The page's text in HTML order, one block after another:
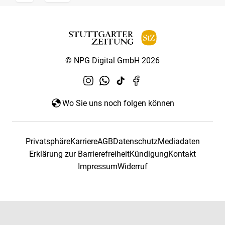
© NPG Digital GmbH 2026
Wo Sie uns noch folgen können
PrivatsphäreKarriereAGBDatenschutzMediadaten
Erklärung zur BarrierefreiheitKündigungKontakt
ImpressumWiderruf